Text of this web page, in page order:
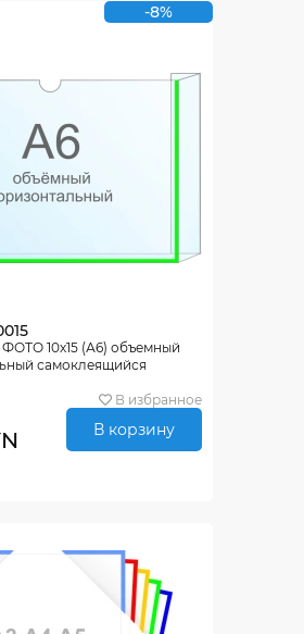
-8%
10х15 (А6) объемный
самоклеящийся
В избранное
В корзину